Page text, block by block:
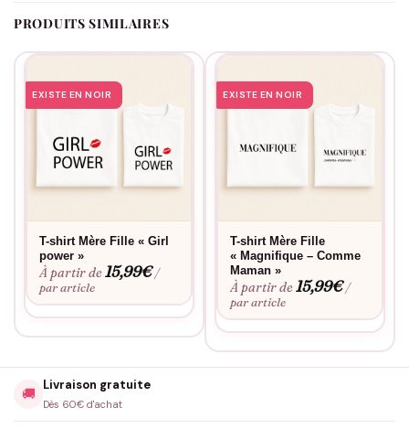
PRODUITS SIMILAIRES
EXISTE EN NOIR
T-shirt Mère Fille « Girl
power »
À partir de15,99€ /
par article
EXISTE EN NOIR
T-shirt Mère Fille
« Magnifique – Comme
Maman »
À partir de15,99€ /
par article
🚚
Livraison gratuite
Dès 60€ d'achat